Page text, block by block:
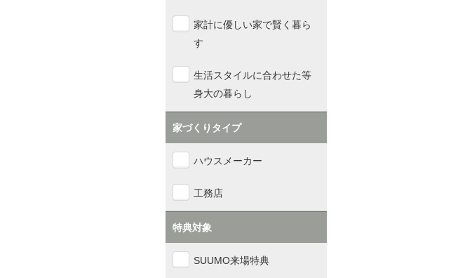
家計に優しい家で賢く暮ら
す
生活スタイルに合わせた等
身大の暮らし
家づくりタイプ
ハウスメーカー
工務店
特典対象
SUUMO来場特典